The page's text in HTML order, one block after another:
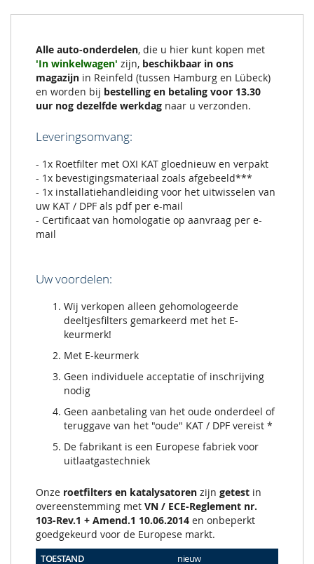
Alle auto-onderdelen, die u hier kunt kopen met
'In winkelwagen' zijn, beschikbaar in ons
magazijn in Reinfeld (tussen Hamburg en Lübeck)
en worden bij bestelling en betaling voor 13.30
uur nog dezelfde werkdag naar u verzonden.
Leveringsomvang:
- 1x Roetfilter met OXI KAT gloednieuw en verpakt
- 1x bevestigingsmateriaal zoals afgebeeld***
- 1x installatiehandleiding voor het uitwisselen van
uw KAT / DPF als pdf per e-mail
- Certificaat van homologatie op aanvraag per e-
mail
Uw voordelen:
Wij verkopen alleen gehomologeerde
deeltjesfilters gemarkeerd met het E-
keurmerk!
Met E-keurmerk
Geen individuele acceptatie of inschrijving
nodig
Geen aanbetaling van het oude onderdeel of
teruggave van het "oude" KAT / DPF vereist *
De fabrikant is een Europese fabriek voor
uitlaatgastechniek
Onze roetfilters en katalysatoren zijn getest in
overeenstemming met VN / ECE-Reglement nr.
103-Rev.1 + Amend.1 10.06.2014 en onbeperkt
goedgekeurd voor de Europese markt.
TOESTAND nieuw